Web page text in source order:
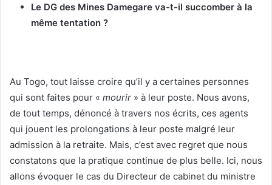
Le DG des Mines Damegare va-t-il succomber à la
même tentation ?
Au Togo, tout laisse croire qu’il y a certaines personnes
qui sont faites pour « mourir » à leur poste. Nous avons,
de tout temps, dénoncé à travers nos écrits, ces agents
qui jouent les prolongations à leur poste malgré leur
admission à la retraite. Mais, c’est avec regret que nous
constatons que la pratique continue de plus belle. Ici, nous
allons évoquer le cas du Directeur de cabinet du ministre